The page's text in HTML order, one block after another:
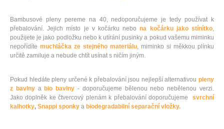
Bambusové pleny pereme na 40, nedoporučujeme je tedy používat k
přebalování. Jejich místo je v kočárku nebona kočárku jako stínítko,
použijete je jako podložku nebo k utírání pusinky a pokud vašemu miminku
nepořídíte muchláčka ze stejného materiálu, miminko si měkkou plínku
určitě zamiluje a nebude chtít usínat s ničím jiným.
Pokud hledáte pleny určené k přebalování jsou nejlepší alternativou pleny
z bavlnya bio bavlny - doporučujeme bělenou nebo nebělenou verzi.
Jako doplněk ke čtvercový plenám k přebalování doporučujeme svrchní
kalhotky, Snappi sponky a biodegradabilní separační vložky.